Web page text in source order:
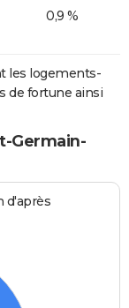
0,9 %
les logements-
de fortune ainsi
Germain-
d'après